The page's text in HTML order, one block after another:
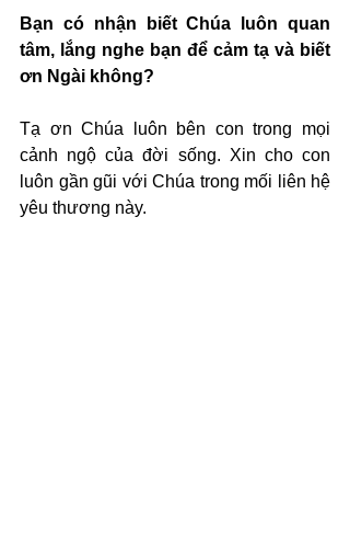
Bạn có nhận biết Chúa luôn quan
tâm, lắng nghe bạn để cảm tạ và biết
ơn Ngài không?
Tạ ơn Chúa luôn bên con trong mọi
cảnh ngộ của đời sống. Xin cho con
luôn gần gũi với Chúa trong mối liên hệ
yêu thương này.